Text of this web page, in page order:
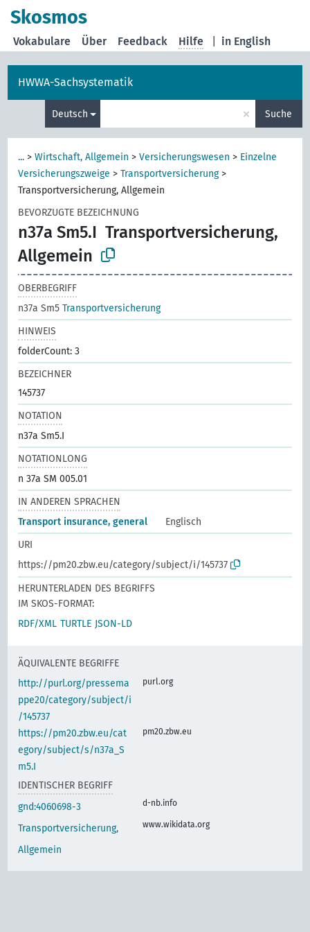
Skosmos
in English
Vokabulare Über Feedback Hilfe
HWWA-Sachsystematik
Deutsch × Suche
... >Wirtschaft, Allgemein >Versicherungswesen > Einzelne
Versicherungszweige >Transportversicherung>
Transportversicherung, Allgemein
BEVORZUGTE BEZEICHNUNG
n37a Sm5.I Transportversicherung,
Allgemein
OBERBEGRIFF
n37a Sm5Transportversicherung
HINWEIS
folderCount: 3
BEZEICHNER
145737
NOTATION
n37a Sm5.I
NOTATIONLONG
n 37a SM 005.01
IN ANDEREN SPRACHEN
Transport insurance, general
Englisch
URI
https://pm20.zbw.eu/category/subject/i/145737
HERUNTERLADEN DES BEGRIFFS
IM SKOS-FORMAT:
RDF/XML TURTLE JSON-LD
ÄQUIVALENTE BEGRIFFE
http://purl.org/pressema
ppe20/category/subject/i
/145737
purl.org
https://pm20.zbw.eu/cat
egory/subject/s/n37a_S
m5.I
pm20.zbw.eu
IDENTISCHER BEGRIFF
gnd:4060698-3
d-nb.info
Transportversicherung,
Allgemein
www.wikidata.org